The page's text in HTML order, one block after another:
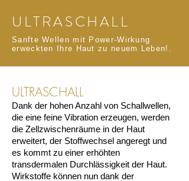
ULTRASCHALL
Sanfte Wellen mit Power-Wirkung
erweckten Ihre Haut zu neuem Leben!.
ULTRASCHALL
Dank der hohen Anzahl von Schallwellen,
die eine feine Vibration erzeugen, werden
die Zellzwischenräume in der Haut
erweitert, der Stoffwechsel angeregt und
es kommt zu einer erhöhten
transdermalen Durchlässigkeit der Haut.
Wirkstoffe können nun dank der